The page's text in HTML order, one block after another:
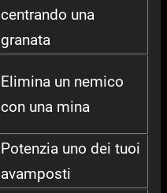
centrando una
granata
Elimina un nemico
con una mina
Potenzia uno dei tuoi
avamposti